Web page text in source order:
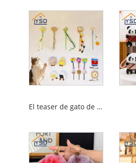
El teaser de gato de juguete gato